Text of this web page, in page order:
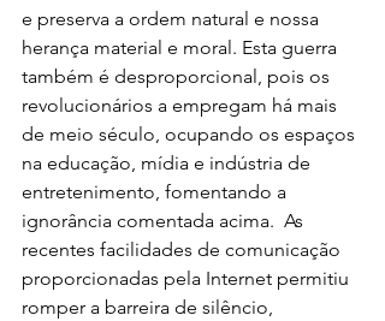
e preserva a ordem natural e nossa
herança material e moral. Esta guerra
também é desproporcional, pois os
revolucionários a empregam há mais
de meio século, ocupando os espaços
na educação, mídia e indústria de
entretenimento, fomentando a
ignorância comentada acima.  As
recentes facilidades de comunicação
proporcionadas pela Internet permitiu
romper a barreira de silêncio,